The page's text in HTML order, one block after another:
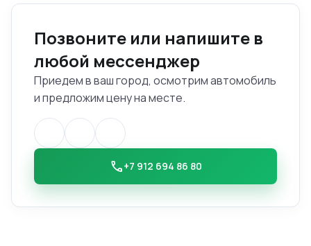
Позвоните или напишите в
любой мессенджер
Приедем в ваш город, осмотрим автомобиль
и предложим цену на месте.
call+7 912 694 86 80